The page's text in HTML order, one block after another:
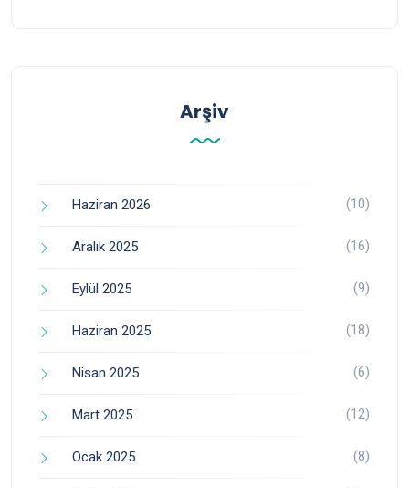
Arşiv
Haziran 2026 (10)
Aralık 2025 (16)
Eylül 2025 (9)
Haziran 2025 (18)
Nisan 2025 (6)
Mart 2025 (12)
Ocak 2025 (8)